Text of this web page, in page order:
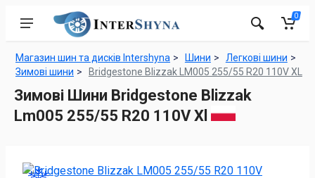
0
Магазин шин та дисків Intershyna Шини
Легкові шини
Зимові шини
Bridgestone Blizzak LM005 255/55 R20 110V XL
Зимові Шини Bridgestone Blizzak
Lm005 255/55 R20 110V Xl